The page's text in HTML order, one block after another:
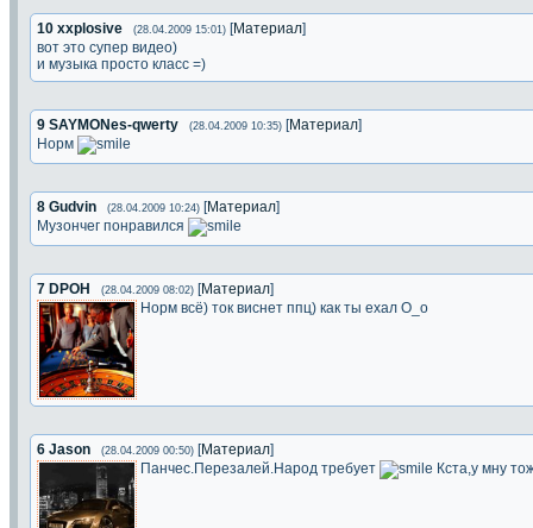
10 xxplosive (28.04.2009 15:01) [Материал]
вот это супер видео)
и музыка просто класс =)
9 SAYMONes-qwerty (28.04.2009 10:35) [Материал]
Норм
8 Gudvin (28.04.2009 10:24) [Материал]
Музончег понравился
7 DPOH (28.04.2009 08:02) [Материал]
Норм всё) ток виснет ппц) как ты ехал О_о
6 Jason (28.04.2009 00:50) [Материал]
Панчес.Перезалей.Народ требует
Кста,у мну